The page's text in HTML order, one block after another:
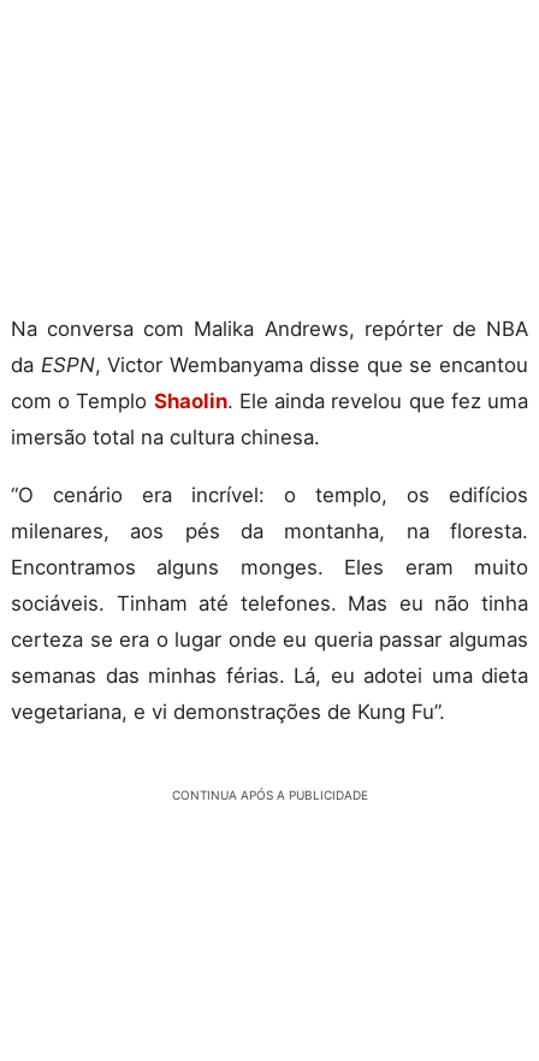
Na conversa com Malika Andrews, repórter de NBA
da ESPN, Victor Wembanyama disse que se encantou
com o Templo Shaolin. Ele ainda revelou que fez uma
imersão total na cultura chinesa.
“O cenário era incrível: o templo, os edifícios
milenares, aos pés da montanha, na floresta.
Encontramos alguns monges. Eles eram muito
sociáveis. Tinham até telefones. Mas eu não tinha
certeza se era o lugar onde eu queria passar algumas
semanas das minhas férias. Lá, eu adotei uma dieta
vegetariana, e vi demonstrações de Kung Fu”.
CONTINUA APÓS A PUBLICIDADE